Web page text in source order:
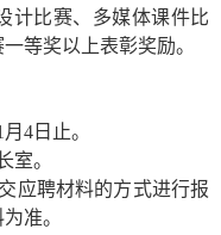
计比赛、多媒体课件比
等奖以上表彰奖励。
4日止。
室。
应聘材料的方式进行报
准。